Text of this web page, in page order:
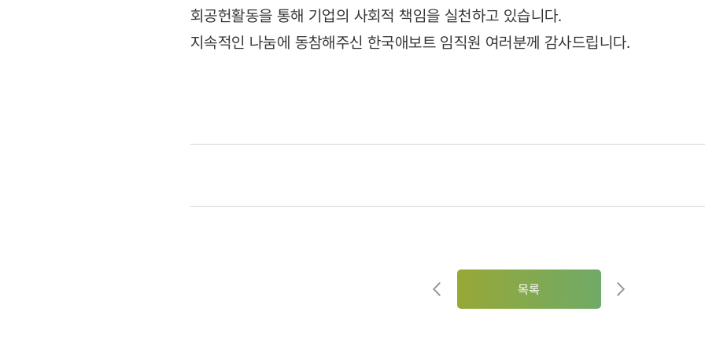
회공헌활동을 통해 기업의 사회적 책임을 실천하고 있습니다.
지속적인 나눔에 동참해주신 한국애보트 임직원 여러분께 감사드립니다.
목록